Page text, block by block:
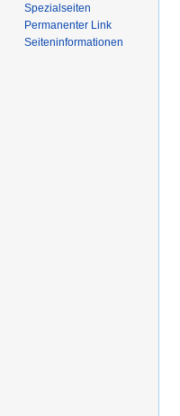
Spezialseiten
Permanenter Link
Seiten­informationen